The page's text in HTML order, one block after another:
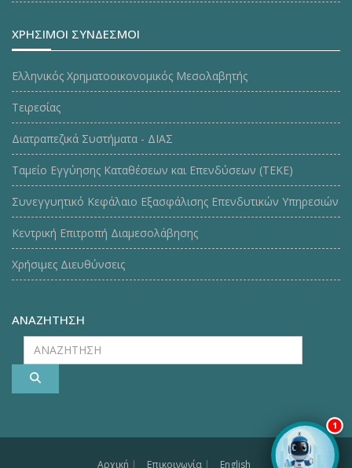
1
ΧΡΗΣΙΜΟΙ ΣΥΝΔΕΣΜΟΙ
Ελληνικός Χρηματοοικονομικός Μεσολαβητής
Τειρεσίας
Διατραπεζικά Συστήματα - ΔΙΑΣ
Ταμείο Εγγύησης Καταθέσεων και Επενδύσεων (ΤΕΚE)
Συνεγγυητικό Κεφάλαιο Εξασφάλισης Επενδυτικών Υπηρεσιών
Κεντρική Επιτροπή Διαμεσολάβησης
Χρήσιμες Διευθύνσεις
ΑΝΑΖΗΤΗΣΗ
ΑΝΑΖΗΤΗΣΗ
Αρχική | Επικοινωνία | English